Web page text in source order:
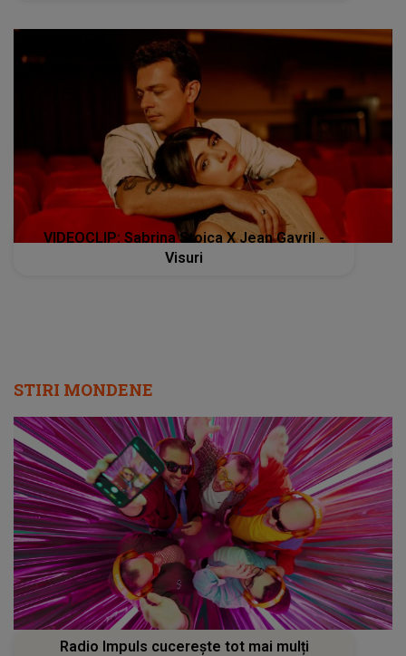
VIDEOCLIP: Sabrina Stoica X Jean Gavril -
Visuri
STIRI MONDENE
Radio Impuls cucerește tot mai mulți